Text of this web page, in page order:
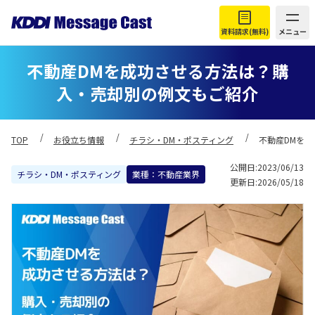
資料請求(無料) メニュー
不動産DMを成功させる方法は？購
入・売却別の例文もご紹介
TOP お役立ち情報 チラシ・DM・ポスティング 不動産DMを
チラシ・DM・ポスティング 業種：不動産業界
公開日:2023/06/13
更新日:2026/05/18